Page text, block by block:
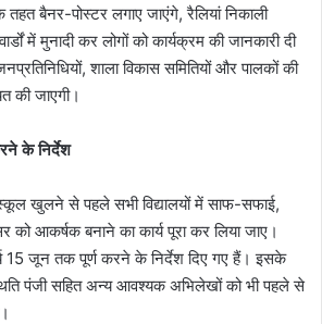
तहत बैनर-पोस्टर लगाए जाएंगे, रैलियां निकाली
में मुनादी कर लोगों को कार्यक्रम की जानकारी दी
शाला विकास समितियों और पालकों की
की जाएगी।
के निर्देश
स्कूल खुलने से पहले सभी विद्यालयों में साफ-सफाई,
आकर्षक बनाने का कार्य पूरा कर लिया जाए।
15 जून तक पूर्ण करने के निर्देश दिए गए हैं। इसके
पंजी सहित अन्य आवश्यक अभिलेखों को भी पहले से